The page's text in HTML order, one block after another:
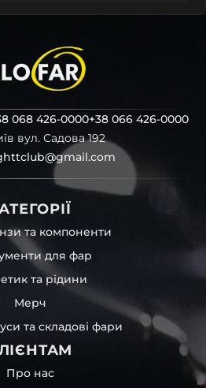
068 426-0000+38 066 426-0000
вул. Садова 192
та компоненти
для фар
та рідини
Мерч
та складові фари
Про нас